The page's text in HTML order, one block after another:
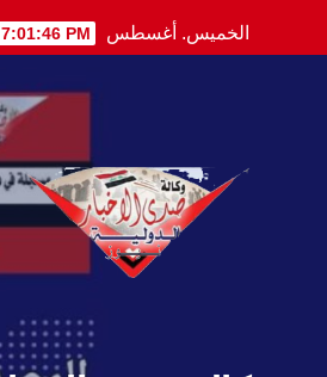
to
الخميس. أغسطس 6th, 2026 7:01:48 PM